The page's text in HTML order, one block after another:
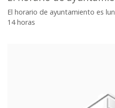
El horario de ayuntamiento es
14 horas